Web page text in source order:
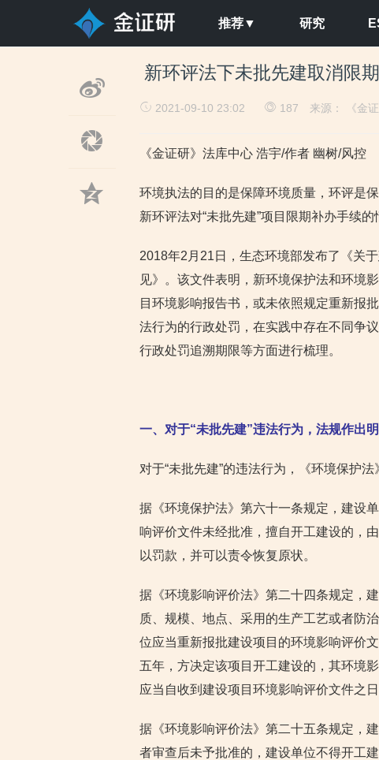
推荐▼ 研究
新环评法下未批先建取消限
2021-09-10 23:02 187 来源： 《金
《金证研》法库中心 浩宇/作者 幽树/风控
环境执法的目的是保障环境质量，环评是
新环评法对“未批先建”项目限期补办手续
2018年2月21日，生态环境部发布了《关
见》。该文件表明，新环境保护法和环境
目环境影响报告书，或未依照规定重新报
法行为的行政处罚，在实践中存在不同争
行政处罚追溯期限等方面进行梳理。
一、对于“未批先建”违法行为，法规作出
对于“未批先建”的违法行为，《环境保护
据《环境保护法》第六十一条规定，建设
响评价文件未经批准，擅自开工建设的，
以罚款，并可以责令恢复原状。
据《环境影响评价法》第二十四条规定，
质、规模、地点、采用的生产工艺或者防
位应当重新报批建设项目的环境影响评价
五年，方决定该项目开工建设的，其环境
应当自收到建设项目环境影响评价文件之
据《环境影响评价法》第二十五条规定，
者审查后未予批准的，建设单位不得开工建